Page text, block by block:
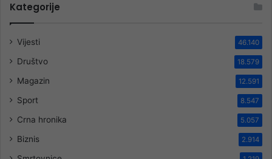
Kategorije
Vijesti 46.140
Društvo 18.579
Magazin 12.591
Sport 8.547
Crna hronika 5.057
Biznis 2.914